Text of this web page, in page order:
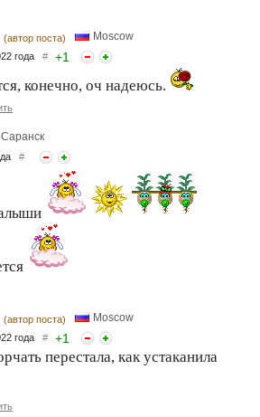
(автор поста) Moscow
года # +1
конечно, оч надеюсь.
Саранск
#
(автор поста) Moscow
года # +1
перестала, как устаканила